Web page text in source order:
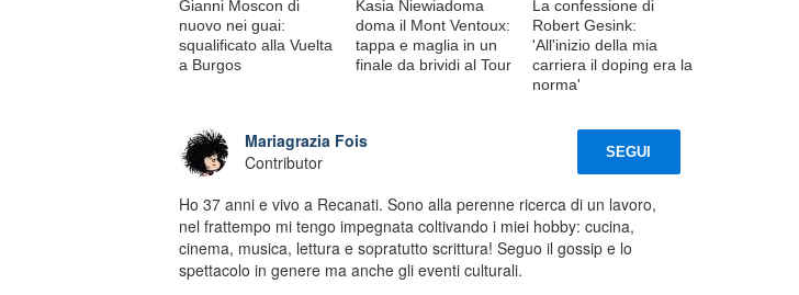
Gianni Moscon di
nuovo nei guai:
squalificato alla Vuelta
a Burgos
Kasia Niewiadoma
doma il Mont Ventoux:
tappa e maglia in un
finale da brividi al Tour
La confessione di
Robert Gesink:
'All'inizio della mia
carriera il doping era la
norma'
Mariagrazia Fois
Contributor
SEGUI
Ho 37 anni e vivo a Recanati. Sono alla perenne ricerca di un lavoro,
nel frattempo mi tengo impegnata coltivando i miei hobby: cucina,
cinema, musica, lettura e sopratutto scrittura! Seguo il gossip e lo
spettacolo in genere ma anche gli eventi culturali.